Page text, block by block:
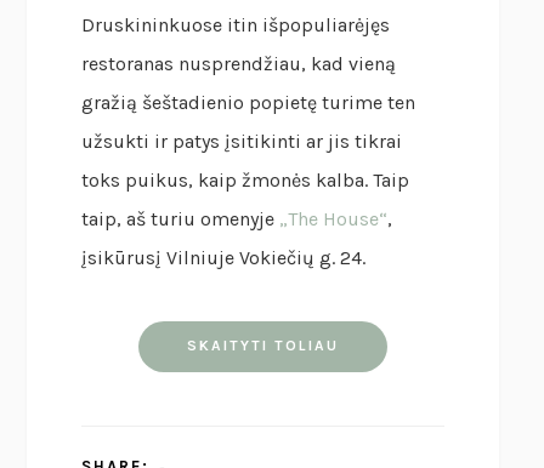
Druskininkuose itin išpopuliarėjęs
restoranas nusprendžiau, kad vieną
gražią šeštadienio popietę turime ten
užsukti ir patys įsitikinti ar jis tikrai
toks puikus, kaip žmonės kalba. Taip
taip, aš turiu omenyje „The House“,
įsikūrusį Vilniuje Vokiečių g. 24.
SKAITYTI TOLIAU